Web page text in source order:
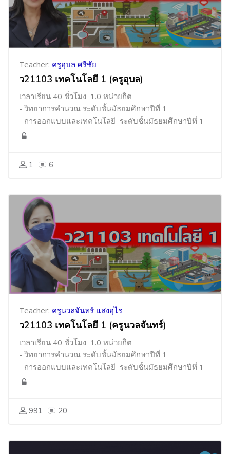
Teacher: ครูอุบล ศรีชัย
ว21103 เทคโนโลยี 1 (ครูอุบล)
เวลาเรียน 40 ชั่วโมง 1.0 หน่วยกิต
- วิทยาการคำนวณ ระดับชั้นมัธยมศึกษาปีที่ 1
- การออกแบบและเทคโนโลยี ระดับชั้นมัธยมศึกษาปีที่ 1
1 6
Teacher: ครูนวลจันทร์ แสงอุไร
ว21103 เทคโนโลยี 1 (ครูนวลจันทร์)
เวลาเรียน 40 ชั่วโมง 1.0 หน่วยกิต
- วิทยาการคำนวณ ระดับชั้นมัธยมศึกษาปีที่ 1
- การออกแบบและเทคโนโลยี ระดับชั้นมัธยมศึกษาปีที่ 1
991 20